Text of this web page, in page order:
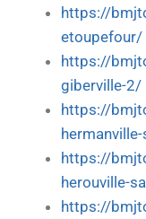
https://
etoupefour/
https://
giberville-2/
https://
https://
herouville-
https://